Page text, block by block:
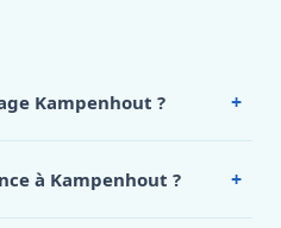
Kampenhout ? +
53 24 26.
à Kampenhout ? +